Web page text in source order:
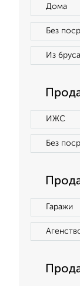
Дома
Без
Из бруса
ИЖС
Без
Гаражи